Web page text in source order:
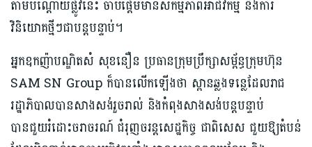
តាមបណ្ដោយផ្លូវនេះ ចាប់ផ្ដើមមានសកម្មភាពអាជីវកម្ម និងការ
វិនិយោគថ្មីៗជាបន្តបន្ទាប់។
អ្នកឧកញ៉ាបណ្ឌិតសំ សុខនឿន ប្រធានក្រុមប្រឹក្សាសម្ព័ន្ធក្រុមហ៊ុន
SAM SN Group ក៏បានលើកឡើងថា ស្ពានឆ្លងទន្លេដែលរាជ
រដ្ឋាភិបាលបានសាងសង់រួចរាល់ និងកំពុងសាងសង់បន្តបន្ទាប់
បានជួយរំដោះចរាចរណ៍ ជំរុញចរន្តសេដ្ឋកិច្ច ជាពិសេស ជួយឱ្យតំបន់